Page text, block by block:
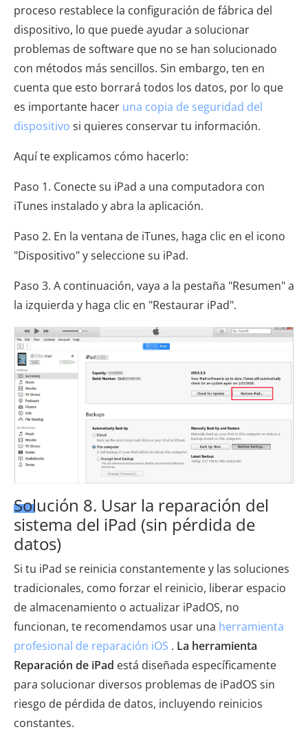
proceso restablece la configuración de fábrica del
dispositivo, lo que puede ayudar a solucionar
problemas de software que no se han solucionado
con métodos más sencillos. Sin embargo, ten en
cuenta que esto borrará todos los datos, por lo que
es importante hacer una copia de seguridad del
dispositivo si quieres conservar tu información.
Aquí te explicamos cómo hacerlo:
Paso 1. Conecte su iPad a una computadora con
iTunes instalado y abra la aplicación.
Paso 2. En la ventana de iTunes, haga clic en el icono
"Dispositivo" y seleccione su iPad.
Paso 3. A continuación, vaya a la pestaña "Resumen" a
la izquierda y haga clic en "Restaurar iPad".
Solución 8. Usar la reparación del
sistema del iPad (sin pérdida de
datos)
Si tu iPad se reinicia constantemente y las soluciones
tradicionales, como forzar el reinicio, liberar espacio
de almacenamiento o actualizar iPadOS, no
funcionan, te recomendamos usar una herramienta
profesional de reparación iOS . La herramienta
Reparación de iPad está diseñada específicamente
para solucionar diversos problemas de iPadOS sin
riesgo de pérdida de datos, incluyendo reinicios
constantes.